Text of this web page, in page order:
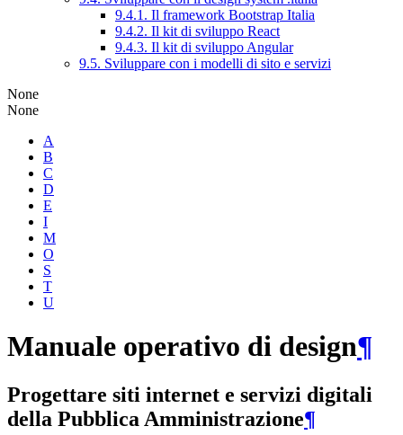
9.4.1. Il framework Bootstrap Italia
9.4.2. Il kit di sviluppo React
9.4.3. Il kit di sviluppo Angular
9.5. Sviluppare con i modelli di sito e servizi
None
None
A
B
C
D
E
I
M
O
S
T
U
Manuale operativo di design¶
Progettare siti internet e servizi digitali
della Pubblica Amministrazione¶